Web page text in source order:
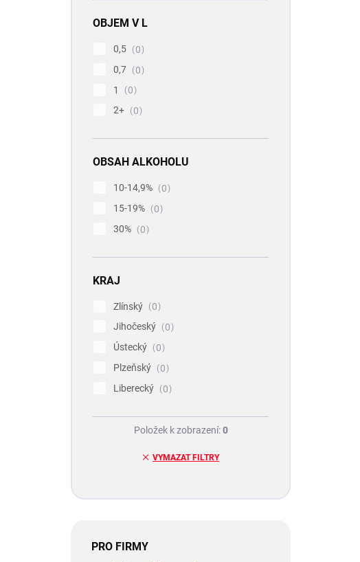
OBJEM V L
0,5
0
0,7
0
1
0
2+
0
OBSAH ALKOHOLU
10-14,9%
0
15-19%
0
30%
0
KRAJ
Zlínský
0
Jihočeský
0
Ústecký
0
Plzeňský
0
Liberecký
0
VYMAZAT FILTRY
Položek k zobrazení:0
PRO FIRMY